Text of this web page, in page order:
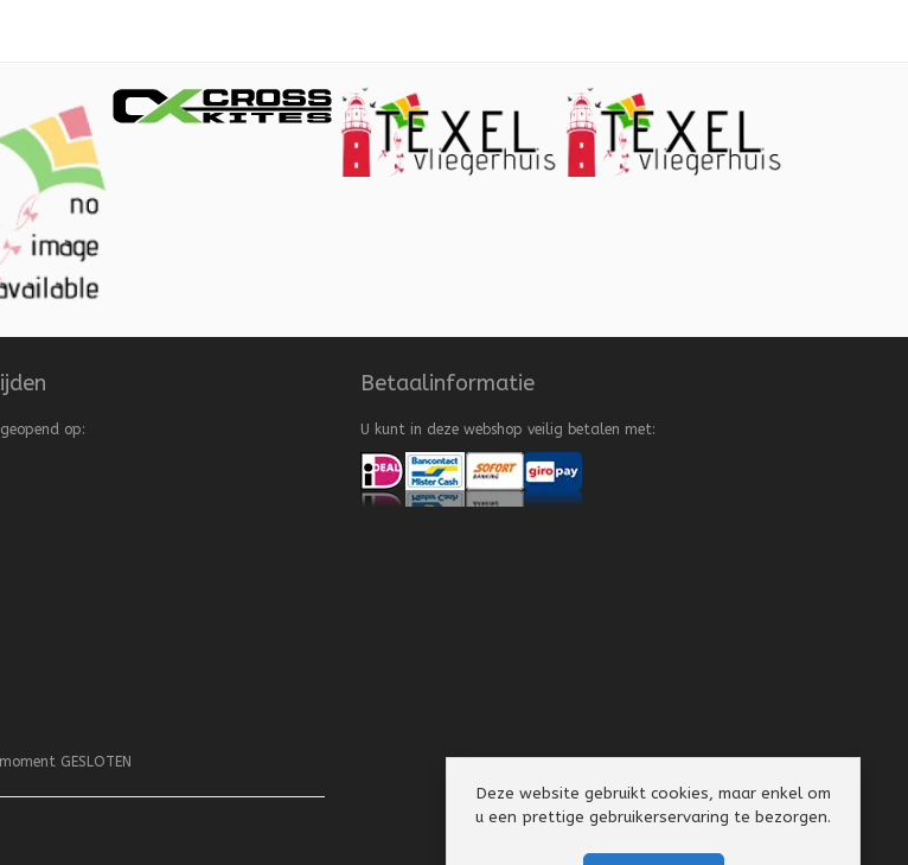
op:
GESLOTEN
Betaalinformatie
U kunt in deze webshop veilig betalen met:
Deze website gebruikt cookies, maar enkel om
u een prettige gebruikerservaring te bezorgen.